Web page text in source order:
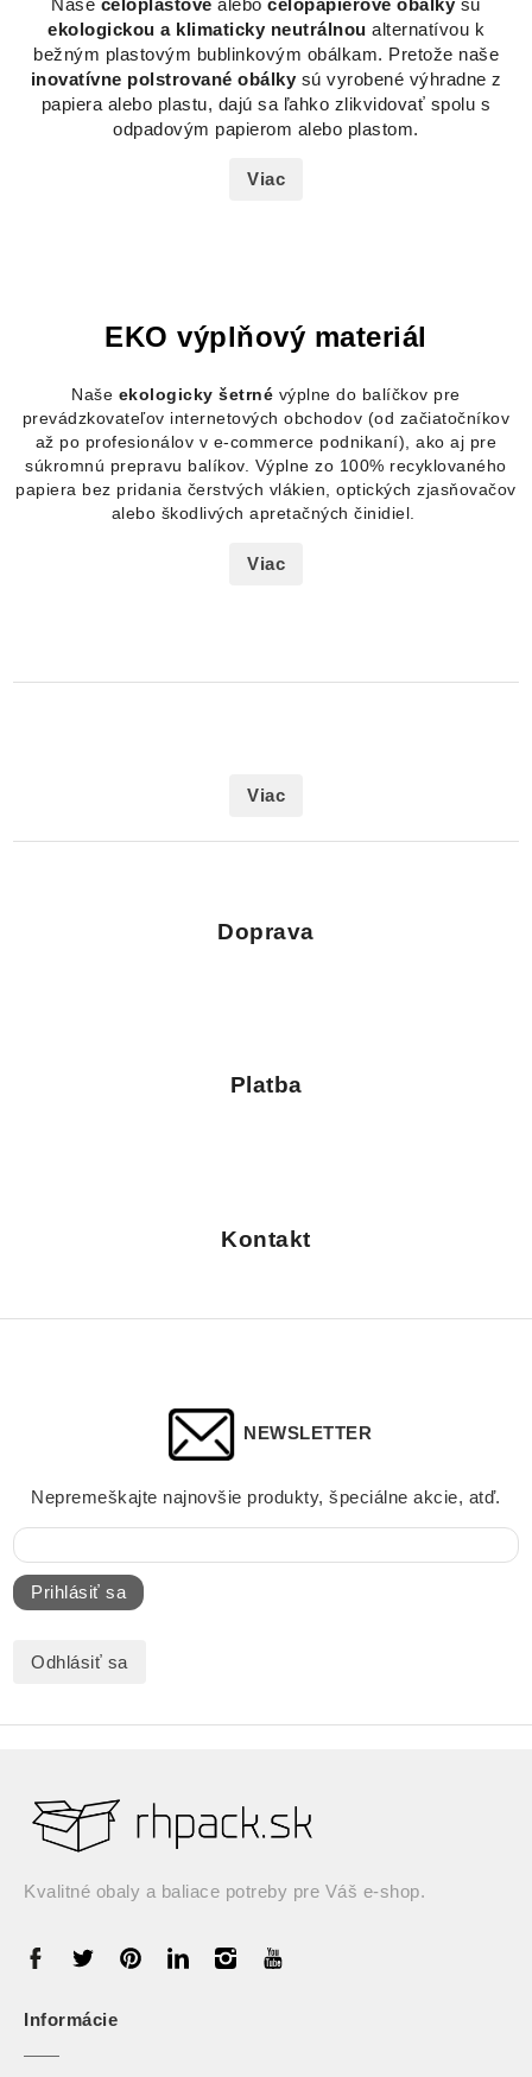
ekologickou a klimaticky neutrálnou alternatívou k
bežným plastovým bublinkovým obálkam. Pretože naše
inovatívne polstrované obálky sú vyrobené výhradne z
papiera alebo plastu, dajú sa ľahko zlikvidovať spolu s
odpadovým papierom alebo plastom.
Viac
EKO výplňový materiál
Naše ekologicky šetrné výplne do balíčkov pre
prevádzkovateľov internetových obchodov (od začiatočníkov
až po profesionálov v e-commerce podnikaní), ako aj pre
súkromnú prepravu balíkov. Výplne zo 100% recyklovaného
papiera bez pridania čerstvých vlákien, optických zjasňovačov
alebo škodlivých apretačných činidiel.
Viac
Viac
Doprava
Platba
Kontakt
NEWSLETTER
Nepremeškajte najnovšie produkty, špeciálne akcie, atď.
Prihlásiť sa
Odhlásiť sa
Kvalitné obaly a baliace potreby pre Váš e-shop.
Informácie